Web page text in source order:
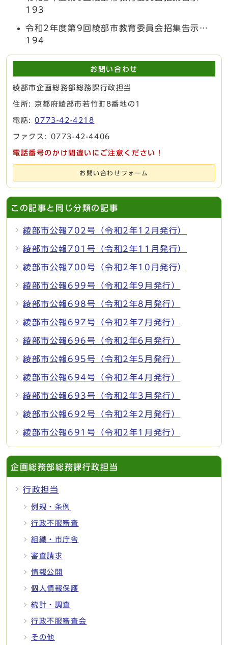
193
令和2年度第9回綾部市教育委員会招集告示…
194
お問い合わせ
綾部市企画総務部総務課行政担当
住所: 京都府綾部市若竹町8番地の1
電話:0773-42-4218
ファクス: 0773-42-4406
電話番号のかけ間違いにご注意ください！
お問い合わせフォーム
この記事と同じ分類の記事
綾部市公報702号（令和2年12月発行）
綾部市公報701号（令和2年11月発行）
綾部市公報700号（令和2年10月発行）
綾部市公報699号（令和2年9月発行）
綾部市公報698号（令和2年8月発行）
綾部市公報697号（令和2年7月発行）
綾部市公報696号（令和2年6月発行）
綾部市公報695号（令和2年5月発行）
綾部市公報694号（令和2年4月発行）
綾部市公報693号（令和2年3月発行）
綾部市公報692号（令和2年2月発行）
綾部市公報691号（令和2年1月発行）
企画総務部総務課行政担当
行政担当
例規・条例
行政不服審査
組織・市庁舎
審査請求
情報公開
個人情報保護
統計・調査
行政不服審査会
その他